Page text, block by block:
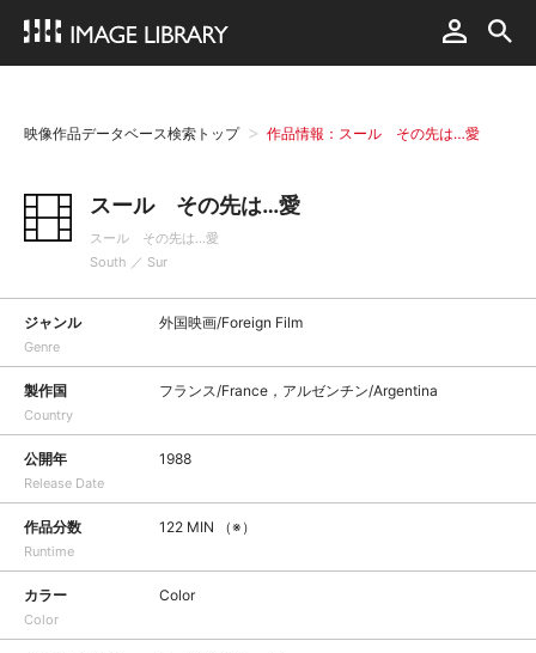
映像作品データベース検索トップ 作品情報：スール その先は…愛
スール その先は…愛
スール その先は…愛
South ／ Sur
ジャンル
Genre
外国映画/Foreign Film
製作国
Country
フランス/France，アルゼンチン/Argentina
公開年
Release Date
1988
作品分数
Runtime
122 MIN （※）
カラー
Color
Color